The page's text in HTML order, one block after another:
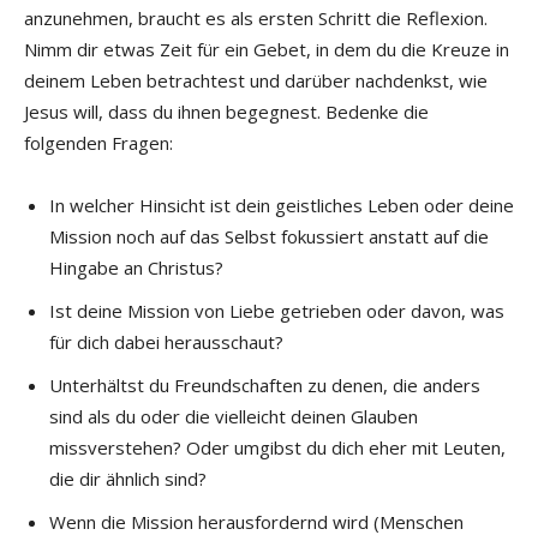
anzunehmen, braucht es als ersten Schritt die Reflexion.
Nimm dir etwas Zeit für ein Gebet, in dem du die Kreuze in
deinem Leben betrachtest und darüber nachdenkst, wie
Jesus will, dass du ihnen begegnest. Bedenke die
folgenden Fragen:
In welcher Hinsicht ist dein geistliches Leben oder deine
Mission noch auf das Selbst fokussiert anstatt auf die
Hingabe an Christus?
Ist deine Mission von Liebe getrieben oder davon, was
für dich dabei herausschaut?
Unterhältst du Freundschaften zu denen, die anders
sind als du oder die vielleicht deinen Glauben
missverstehen? Oder umgibst du dich eher mit Leuten,
die dir ähnlich sind?
Wenn die Mission herausfordernd wird (Menschen